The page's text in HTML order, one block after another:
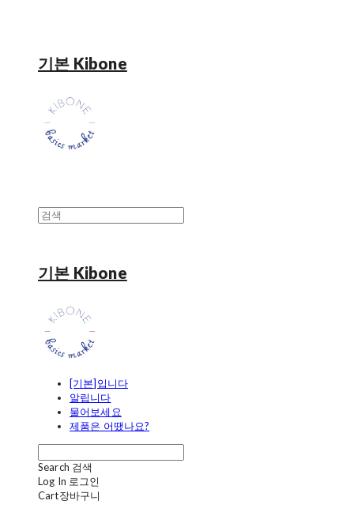
기본 Kibone
기본 Kibone
[기본]입니다
알립니다
물어보세요
제품은 어땠나요?
Search 검색
Log In 로그인
Cart장바구니